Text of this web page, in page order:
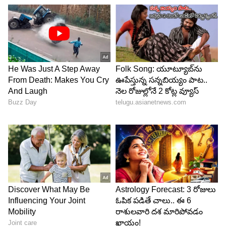
Image Credit : Gemini
ఇంకోవైపు మండే ఎండలు
వర్షాల అలర్ట్ ఉన్నప్పటికీ, కొన్ని జిల్లాల్లో ఎండలు నెక్స్ట్
గుంటూరు, పల్నాడు జిల్లాల్లోని కొన్ని ప్రాంతాల్లో ఏకంగా 42
నుంచి 44 డిగ్రీల వరకు టెంపరేచర్స్ రికార్డ్ అయ్యే ఛాన్స్
ఉంది. అలాగే కాకినాడ, కోనసీమ, ప్రకాశం, నెల్లూరు వంటి
జిల్లాల్లో 40-42 డిగ్రీల ఎండలు ఉంటాయి.
సోమవారం నెల్లూరు జిల్లా గూడూరులో అత్యధికంగా 43.6
డిగ్రీలు, మార్కాపురం నందనమారెళ్లలో 43.3 డిగ్రీల ఉష్ణోగ్రత
నమోదైంది. ఈ వింత వాతావరణ పరిస్థితుల వల్ల